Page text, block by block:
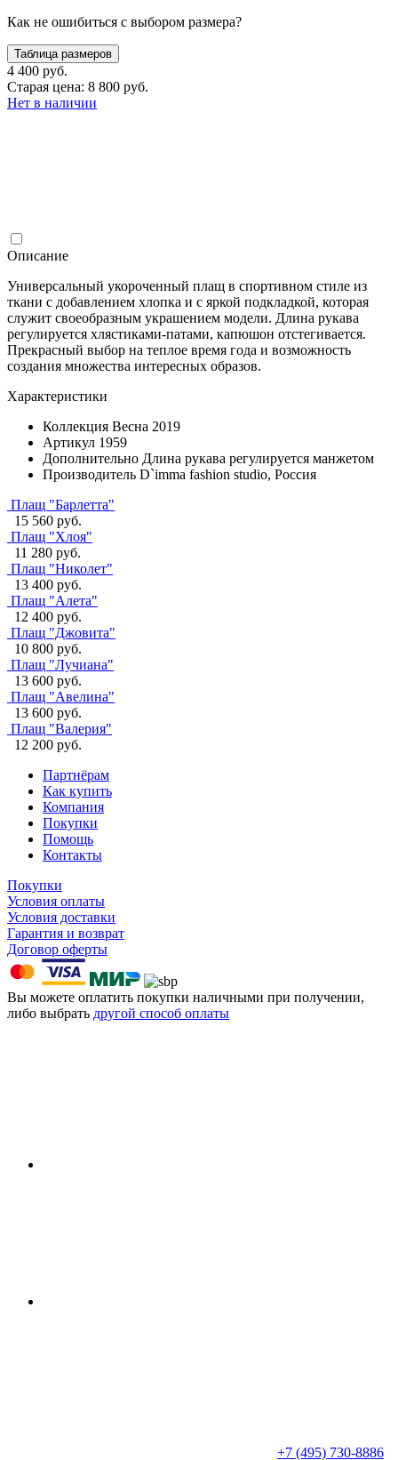
Как не ошибиться с выбором размера?
Таблица размеров
4 400 руб.
Старая цена: 8 800 руб.
Нет в наличии
Описание
Универсальный укороченный плащ в спортивном стиле из
ткани с добавлением хлопка и с яркой подкладкой, которая
служит своеобразным украшением модели. Длина рукава
регулируется хлястиками-патами, капюшон отстегивается.
Прекрасный выбор на теплое время года и возможность
создания множества интересных образов.
Характеристики
Коллекция Весна 2019
Артикул 1959
Дополнительно Длина рукава регулируется манжетом
Производитель D`imma fashion studio, Россия
Плащ "Барлетта"
15 560 руб.
Плащ "Хлоя"
11 280 руб.
Плащ "Николет"
13 400 руб.
Плащ "Алета"
12 400 руб.
Плащ "Джовита"
10 800 руб.
Плащ "Лучиана"
13 600 руб.
Плащ "Авелина"
13 600 руб.
Плащ "Валерия"
12 200 руб.
Партнёрам
Как купить
Компания
Покупки
Помощь
Контакты
Покупки
Условия оплаты
Условия доставки
Гарантия и возврат
Договор оферты
Вы можете оплатить покупки наличными при получении,
либо выбрать другой способ оплаты
+7 (495) 730-8886